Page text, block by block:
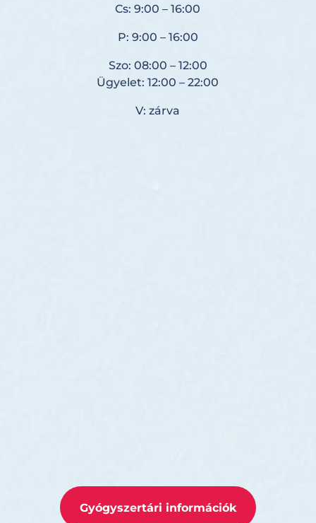
Cs: 9:00 – 16:00
P: 9:00 – 16:00
Szo: 08:00 – 12:00
Ügyelet: 12:00 – 22:00
V: zárva
Gyógyszertári információk